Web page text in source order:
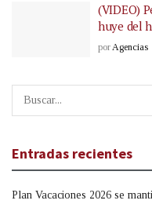
(VIDEO)
huye del
por Agencias
Entradas recientes
Plan Vacaciones 2026 se